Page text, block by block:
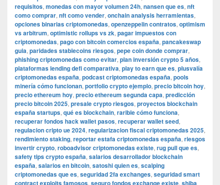
requisitos, monedas con mayor volumen 24h, nansen que es, nft
como comprar, nft como vender, onchain analysis herramientas,
opciones binarias criptomonedas, openzeppelin contratos, optimism
vs arbitrum, optimistic rollups vs zk, pagar impuestos con
criptomonedas, pago con bitcoin comercios españa, pancakeswap
guia, paridades stablecoins riesgos, pepe coin donde comprar,
phishing criptomonedas como evitar, plan inversión crypto 5 años,
plataformas lending defi comparativa, play to earn que es, plusvalía
criptomonedas españa, podcast criptomonedas españa, pools
minería cómo funcionan, portfolio crypto ejemplo, precio bitcoin hoy,
precio ethereum hoy, precio ethereum segunda capa, predicción
precio bitcoin 2025, presale crypto riesgos, proyectos blockchain
españa startups, qué es blockchain, rarible cómo funciona,
recuperar fondos hack wallet pasos, recuperar wallet seed,
regulacion cripto ue 2024, regularizacion fiscal criptomonedas 2025,
rendimiento staking, reportar estafa criptomonedas españa, riesgos
invertir crypto, roboadvisor criptomonedas existe, rug pull que es,
safety tips crypto españa, salarios desarrollador blockchain
españa, salarios en bitcoin, satoshi quien es, scalping
criptomonedas que es, seguridad 2fa exchanges, seguridad smart
contract exploits famosos, seguro fondos exchange existe, shiba